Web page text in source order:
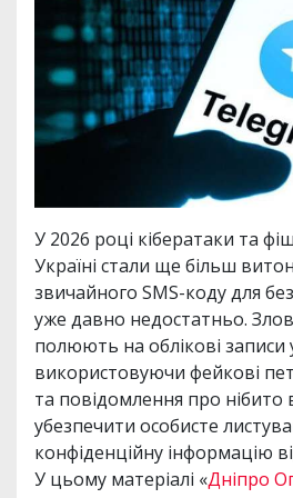
У 2026 році кібератаки та
Україні стали ще більш
звичайного SMS-коду для
уже давно недостатньо.
полюють на облікові записи
використовуючи фейкові
та повідомлення про нібито
убезпечити особисте
конфіденційну інформацію
У цьому матеріалі «Дніпро